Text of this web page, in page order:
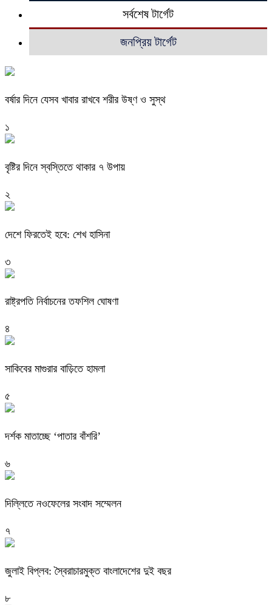
সর্বশেষ টার্গেট
জনপ্রিয় টার্গেট
বর্ষার দিনে যেসব খাবার রাখবে শরীর উষ্ণ ও সুস্থ
১
বৃষ্টির দিনে স্বস্তিতে থাকার ৭ উপায়
২
দেশে ফিরতেই হবে: শেখ হাসিনা
৩
রাষ্ট্রপতি নির্বাচনের তফশিল ঘোষণা
৪
সাকিবের মাগুরার বাড়িতে হামলা
৫
দর্শক মাতাচ্ছে ‘পাতার বাঁশরি’
৬
দিল্লিতে নওফেলের সংবাদ সম্মেলন
৭
জুলাই বিপ্লব: স্বৈরাচারমুক্ত বাংলাদেশের দুই বছর
৮